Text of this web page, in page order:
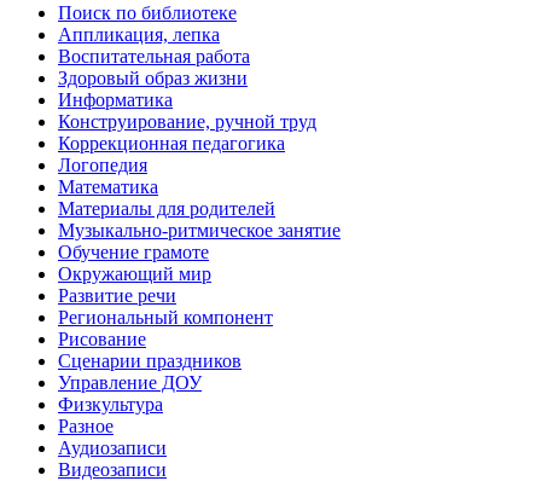
Поиск по библиотеке
Аппликация, лепка
Воспитательная работа
Здоровый образ жизни
Информатика
Конструирование, ручной труд
Коррекционная педагогика
Логопедия
Математика
Материалы для родителей
Музыкально-ритмическое занятие
Обучение грамоте
Окружающий мир
Развитие речи
Региональный компонент
Рисование
Сценарии праздников
Управление ДОУ
Физкультура
Разное
Аудиозаписи
Видеозаписи